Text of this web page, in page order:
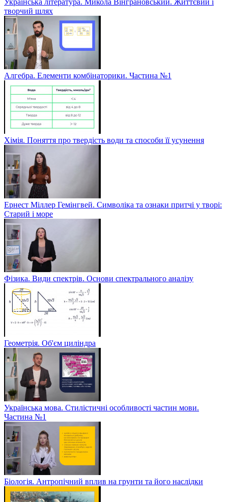
творчий шлях
Алгебра. Елементи комбінаторики. Частина №1
Хімія. Поняття про твердість води та способи її усунення
Ернест Міллер Гемінгвей. Символіка та ознаки притчі у творі:
Старий і море
Фізика. Види спектрів. Основи спектрального аналізу
Геометрія. Об'єм циліндра
Українська мова. Стилістичні особливості частин мови.
Частина №1
Біологія. Антропічний вплив на грунти та його наслідки